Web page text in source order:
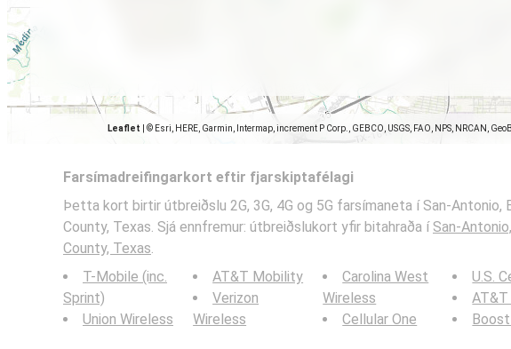
Leaflet © Esri, HERE, Garmin, Intermap, increment P Corp., GEBCO, USGS, FAO, NPS, NRCAN,
Farsímadreifingarkort eftir fjarskiptafélagi
Þetta kort birtir útbreiðslu 2G, 3G, 4G og 5G farsímaneta í San-Antonio,
County, Texas. Sjá ennfremur: útbreiðslukort yfir bitahraða íSan-
County, Texas.
T-Mobile (inc.
Sprint)
Union Wireless
AT&T Mobility
Verizon
Wireless
Carolina West
Wireless
Cellular One
U.S.